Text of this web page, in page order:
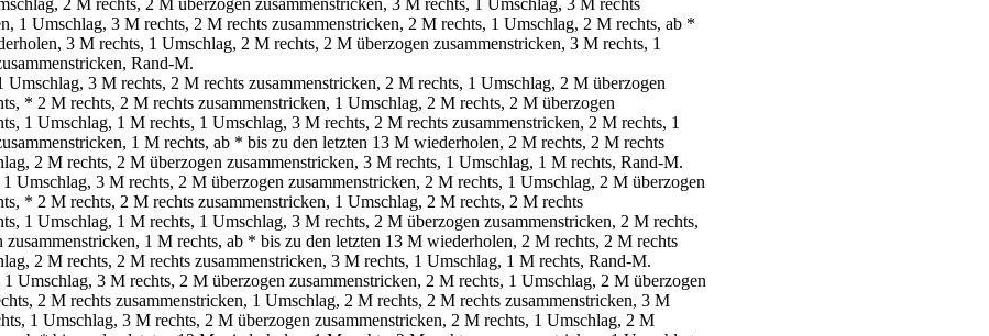
2 M rechts, 2 M überzogen zusammenstricken, 3 M rechts, 1 Umschlag, 3 M rechts
1 Umschlag, 3 M rechts, 2 M rechts zusammenstricken, 2 M rechts, 1 Umschlag, 2 M rechts, ab *
3 M rechts, 1 Umschlag, 2 M rechts, 2 M überzogen zusammenstricken, 3 M rechts, 1
Rand-M.
3 M rechts, 2 M rechts zusammenstricken, 2 M rechts, 1 Umschlag, 2 M überzogen
* 2 M rechts, 2 M rechts zusammenstricken, 1 Umschlag, 2 M rechts, 2 M überzogen
1 Umschlag, 1 M rechts, 1 Umschlag, 3 M rechts, 2 M rechts zusammenstricken, 2 M rechts, 1
1 M rechts, ab * bis zu den letzten 13 M wiederholen, 2 M rechts, 2 M rechts
2 M rechts, 2 M überzogen zusammenstricken, 3 M rechts, 1 Umschlag, 1 M rechts, Rand-M.
Umschlag, 3 M rechts, 2 M überzogen zusammenstricken, 2 M rechts, 1 Umschlag, 2 M überzogen
* 2 M rechts, 2 M rechts zusammenstricken, 1 Umschlag, 2 M rechts, 2 M rechts
1 Umschlag, 1 M rechts, 1 Umschlag, 3 M rechts, 2 M überzogen zusammenstricken, 2 M rechts,
1 M rechts, ab * bis zu den letzten 13 M wiederholen, 2 M rechts, 2 M rechts
2 M rechts, 2 M rechts zusammenstricken, 3 M rechts, 1 Umschlag, 1 M rechts, Rand-M.
Umschlag, 3 M rechts, 2 M überzogen zusammenstricken, 2 M rechts, 1 Umschlag, 2 M überzogen
2 M rechts zusammenstricken, 1 Umschlag, 2 M rechts, 2 M rechts zusammenstricken, 3 M
1 Umschlag, 3 M rechts, 2 M überzogen zusammenstricken, 2 M rechts, 1 Umschlag, 2 M